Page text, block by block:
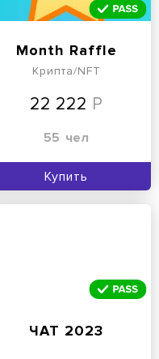
Month Raffle
Крипта/NFT
22 222
55 чел
Купить
ЧАТ 2023